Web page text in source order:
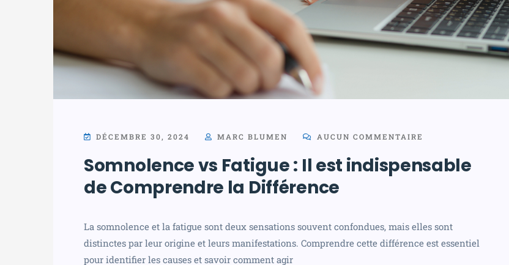
DÉCEMBRE 30, 2024 MARC BLUMEN AUCUN COMMENTAIRE
Somnolence vs Fatigue : Il est indispensable
de Comprendre la Différence
La somnolence et la fatigue sont deux sensations souvent confondues, mais elles sont
distinctes par leur origine et leurs manifestations. Comprendre cette différence est essentiel
pour identifier les causes et savoir comment agir